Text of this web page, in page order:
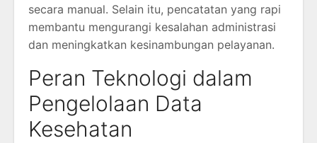
secara manual. Selain itu, pencatatan yang rapi
membantu mengurangi kesalahan administrasi
dan meningkatkan kesinambungan pelayanan.
Peran Teknologi dalam
Pengelolaan Data
Kesehatan